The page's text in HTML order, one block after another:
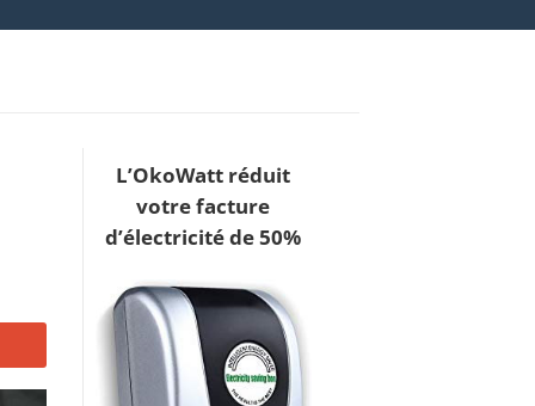
L’OkoWatt réduit
votre facture
d’électricité de 50%